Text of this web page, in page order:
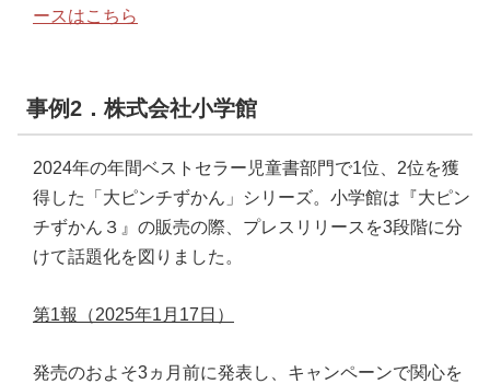
ースはこちら
事例2．株式会社小学館
2024年の年間ベストセラー児童書部門で1位、2位を獲
得した「大ピンチずかん」シリーズ。小学館は『大ピン
チずかん３』の販売の際、プレスリリースを3段階に分
けて話題化を図りました。
第1報（2025年1月17日）
発売のおよそ3ヵ月前に発表し、キャンペーンで関心を